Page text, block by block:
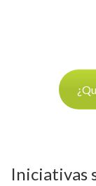
Iniciativas